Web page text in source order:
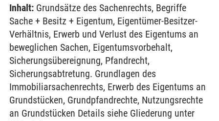
Inhalt: Grundsätze des Sachenrechts, Begriffe
Sache + Besitz + Eigentum, Eigentümer-Besitzer-
Verhältnis, Erwerb und Verlust des Eigentums an
beweglichen Sachen, Eigentumsvorbehalt,
Sicherungsübereignung, Pfandrecht,
Sicherungsabtretung. Grundlagen des
Immobiliarsachenrechts, Erwerb des Eigentums an
Grundstücken, Grundpfandrechte, Nutzungsrechte
an Grundstücken Details siehe Gliederung unter